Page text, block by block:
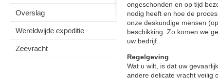
Overslag
Wereldwijde expeditie
Zeevracht
ongeschonden en op tijd
nodig heeft en hoe de
onze deskundige mensen
beschikking. Zo komen we
uw bedrijf.
Regelgeving
Wat u wilt, is dat uw
andere delicate vracht veilig